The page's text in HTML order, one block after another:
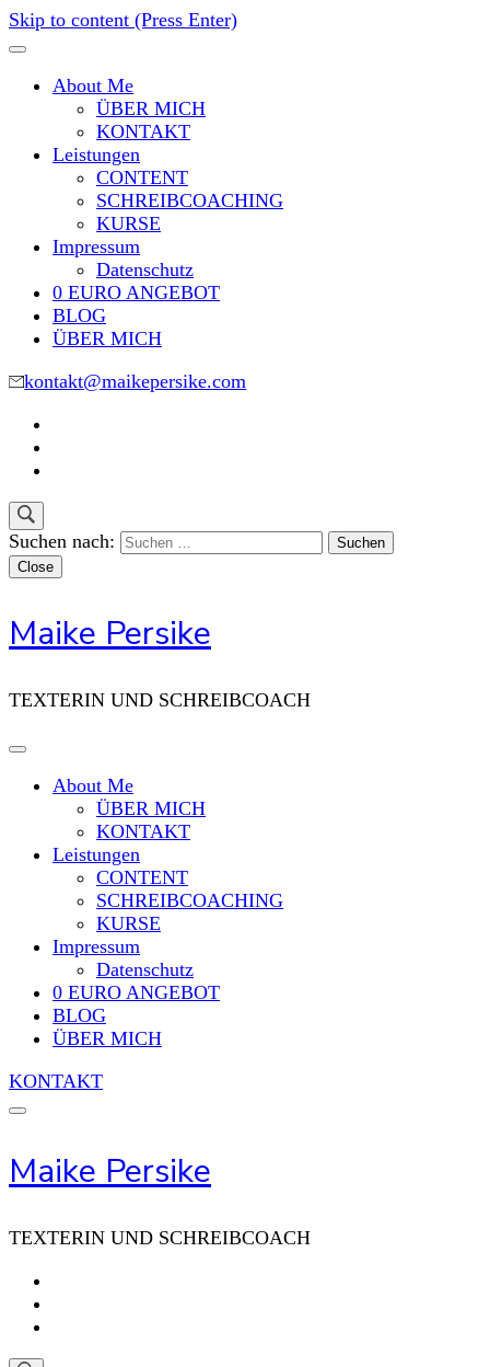
Skip to content (Press Enter)
About Me
ÜBER MICH
KONTAKT
Leistungen
CONTENT
SCHREIBCOACHING
KURSE
Impressum
Datenschutz
0 EURO ANGEBOT
BLOG
ÜBER MICH
kontakt@maikepersike.com
Suchen nach:
Close
Maike Persike
TEXTERIN UND SCHREIBCOACH
About Me
ÜBER MICH
KONTAKT
Leistungen
CONTENT
SCHREIBCOACHING
KURSE
Impressum
Datenschutz
0 EURO ANGEBOT
BLOG
ÜBER MICH
KONTAKT
Maike Persike
TEXTERIN UND SCHREIBCOACH